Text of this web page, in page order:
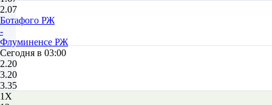
2.07
Ботафого РЖ
-
Флуминенсе РЖ
Сегодня в 03:00
2.20
3.20
3.35
1X